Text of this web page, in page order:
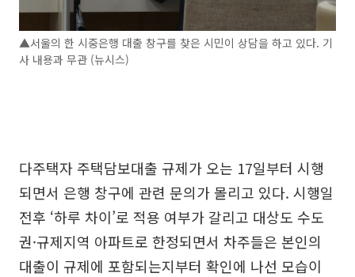
▲서울의 한 시중은행 대출 창구를 찾은 시민이 상담을 하고 있다. 기
사 내용과 무관 (뉴시스)
다주택자 주택담보대출 규제가 오는 17일부터 시행
되면서 은행 창구에 관련 문의가 몰리고 있다. 시행일
전후 ‘하루 차이’로 적용 여부가 갈리고 대상도 수도
권·규제지역 아파트로 한정되면서 차주들은 본인의
대출이 규제에 포함되는지부터 확인에 나선 모습이